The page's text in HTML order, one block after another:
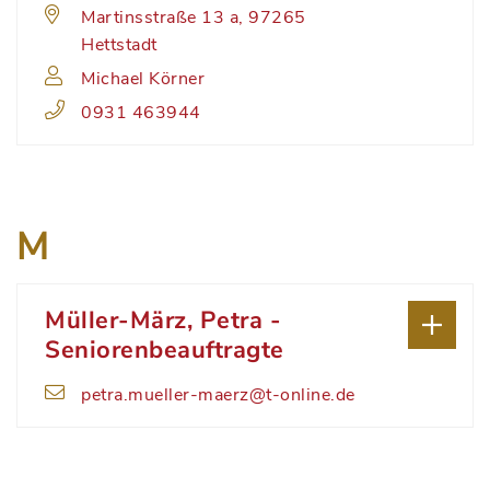
Martinsstraße 13 a, 97265
Hettstadt
Michael Körner
0931 463944
M
Müller-März, Petra -
Seniorenbeauftragte
petra.mueller-maerz@t-online.de